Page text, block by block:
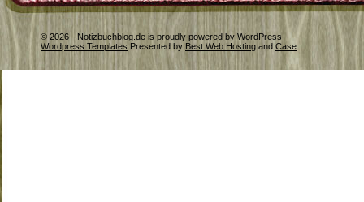
© 2026 - Notizbuchblog.de is proudly powered by WordPress
Wordpress Templates Presented by Best Web Hosting and Case